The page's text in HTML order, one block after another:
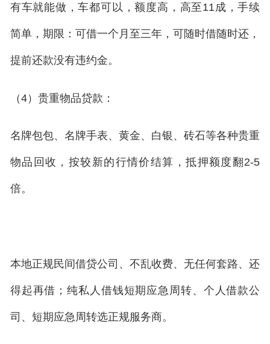
有车就能做，车都可以，额度高，高至11成，手续
简单，期限：可借一个月至三年，可随时借随时还，
提前还款没有违约金。
（4）贵重物品贷款：
名牌包包、名牌手表、黄金、白银、砖石等各种贵重
物品回收，按较新的行情价结算，抵押额度翻2-5
倍。
本地正规民间借贷公司、不乱收费、无任何套路、还
得起再借；纯私人借钱短期应急周转、个人借款公
司、短期应急周转选正规服务商。